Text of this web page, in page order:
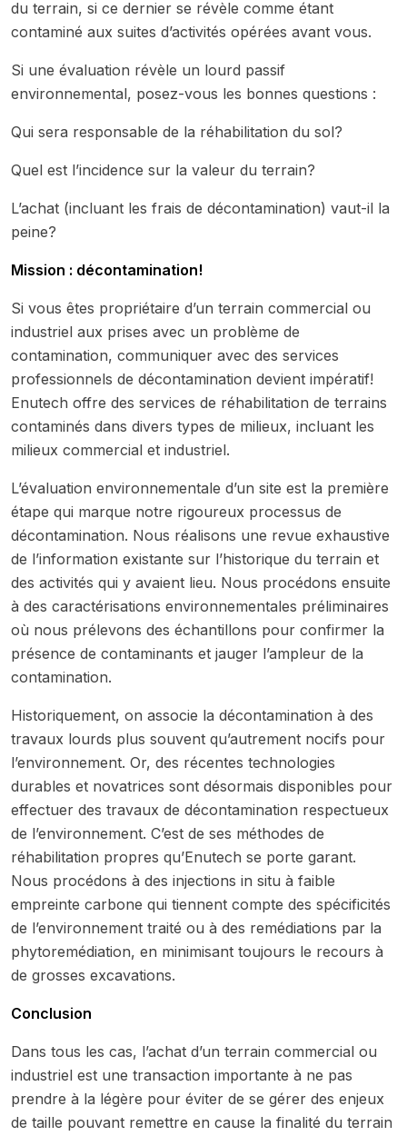
du terrain, si ce dernier se révèle comme étant
contaminé aux suites d’activités opérées avant vous.
Si une évaluation révèle un lourd passif
environnemental, posez-vous les bonnes questions :
Qui sera responsable de la réhabilitation du sol?
Quel est l’incidence sur la valeur du terrain?
L’achat (incluant les frais de décontamination) vaut-il la
peine?
Mission : décontamination!
Si vous êtes propriétaire d’un terrain commercial ou
industriel aux prises avec un problème de
contamination, communiquer avec des services
professionnels de décontamination devient impératif!
Enutech offre des services de réhabilitation de terrains
contaminés dans divers types de milieux, incluant les
milieux commercial et industriel.
L’évaluation environnementale d’un site est la première
étape qui marque notre rigoureux processus de
décontamination. Nous réalisons une revue exhaustive
de l’information existante sur l’historique du terrain et
des activités qui y avaient lieu. Nous procédons ensuite
à des caractérisations environnementales préliminaires
où nous prélevons des échantillons pour confirmer la
présence de contaminants et jauger l’ampleur de la
contamination.
Historiquement, on associe la décontamination à des
travaux lourds plus souvent qu’autrement nocifs pour
l’environnement. Or, des récentes technologies
durables et novatrices sont désormais disponibles pour
effectuer des travaux de décontamination respectueux
de l’environnement. C’est de ses méthodes de
réhabilitation propres qu’Enutech se porte garant.
Nous procédons à des injections in situ à faible
empreinte carbone qui tiennent compte des spécificités
de l’environnement traité ou à des remédiations par la
phytoremédiation, en minimisant toujours le recours à
de grosses excavations.
Conclusion
Dans tous les cas, l’achat d’un terrain commercial ou
industriel est une transaction importante à ne pas
prendre à la légère pour éviter de se gérer des enjeux
de taille pouvant remettre en cause la finalité du terrain